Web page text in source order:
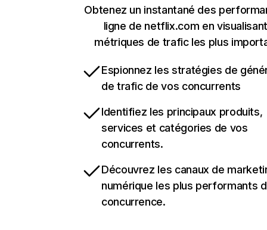
Obtenez un instantané des
ligne de netflix.com en
métriques de trafic les plus
Espionnez les stratégies de
de trafic de vos concurrents
Identifiez les principaux produits,
services et catégories de vos
concurrents.
Découvrez les canaux de
numérique les plus performants
concurrence.